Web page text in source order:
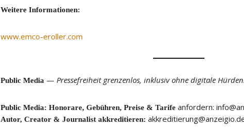
Weitere Informationen:
www.emco-eroller.com
Public Media— Pressefreiheit grenzenlos, inklusiv ohne digitale
Public Media: Honorare, Gebühren, Preise & Tarifeanfordern:
Autor, Creator & Journalist akkreditieren: